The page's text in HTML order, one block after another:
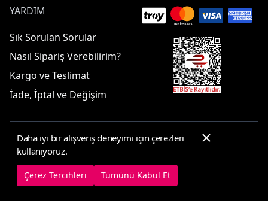
YARDIM
Sık Sorulan Sorular
Nasıl Sipariş Verebilirim?
Kargo ve Teslimat
İade, İptal ve Değişim
© 2025 ElbiseBul -
Çerez Tercihleri Çerez Politikası
Daha iyi bir alışveriş deneyimi için çerezleri
kullanıyoruz.
Çerez Tercihleri Tümünü Kabul Et